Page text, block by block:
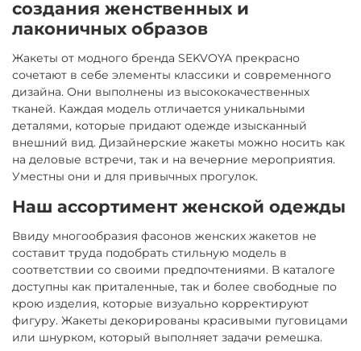
создания женственных и
лаконичных образов
Жакеты от модного бренда SEKVOYA прекрасно
сочетают в себе элементы классики и современного
дизайна. Они выполнены из высококачественных
тканей. Каждая модель отличается уникальными
деталями, которые придают одежде изысканный
внешний вид. Дизайнерские жакеты можно носить как
на деловые встречи, так и на вечерние мероприятия.
Уместны они и для привычных прогулок.
Наш ассортимент женской одежды
Ввиду многообразия фасонов женских жакетов не
составит труда подобрать стильную модель в
соответствии со своими предпочтениями. В каталоге
доступны как приталенные, так и более свободные по
крою изделия, которые визуально корректируют
фигуру. Жакеты декорированы красивыми пуговицами
или шнурком, который выполняет задачи ремешка.